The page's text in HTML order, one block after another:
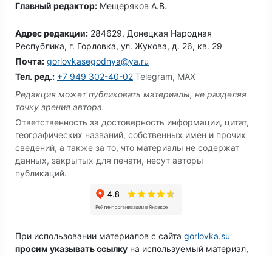
Главный редактор: Мещеряков А.В.
Адрес редакции: 284629, Донецкая Народная
Республика, г. Горловка, ул. Жукова, д. 26, кв. 29
Почта: gorlovkasegodnya@ya.ru
Тел. ред.: +7 949 302-40-02 Telegram, MAX
Редакция может публиковать материалы, не разделяя
точку зрения автора.
Ответственность за достоверность информации, цитат,
географических названий, собственных имен и прочих
сведений, а также за то, что материалы не содержат
данных, закрытых для печати, несут авторы
публикаций.
При использовании материалов с сайта gorlovka.su
просим указывать ссылку на используемый материал,